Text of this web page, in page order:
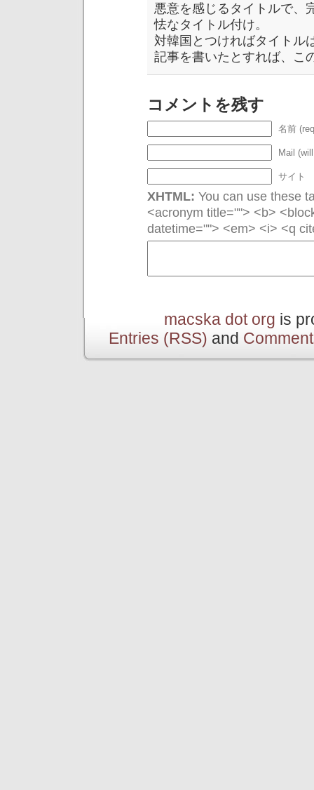
悪意を感じるタイトルで、
怯なタイトル付け。
対韓国とつければタイトル
記事を書いたとすれば、こ
コメントを残す
名前
Mail
サイト
XHTML: You can use these
<acronym title=""> <b>
datetime=""> <em> <i> <q
macska dot org is
Entries (RSS) and